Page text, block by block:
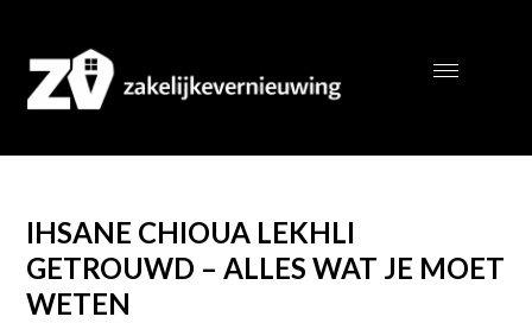
IHSANE CHIOUA LEKHLI
GETROUWD – ALLES WAT JE MOET
WETEN